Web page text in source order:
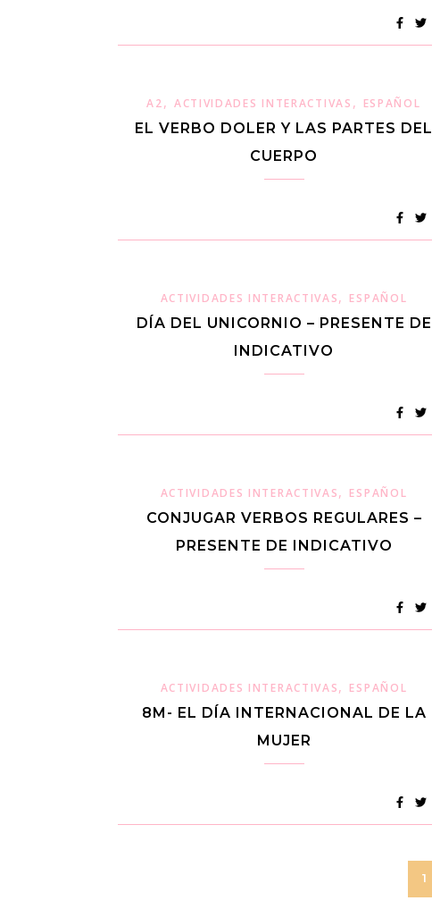
A2, ACTIVIDADES INTERACTIVAS , ESPAÑOL
EL VERBO DOLER Y LAS PARTES DEL
CUERPO
ACTIVIDADES INTERACTIVAS, ESPAÑOL
DÍA DEL UNICORNIO – PRESENTE DE
INDICATIVO
ACTIVIDADES INTERACTIVAS, ESPAÑOL
CONJUGAR VERBOS REGULARES –
PRESENTE DE INDICATIVO
ACTIVIDADES INTERACTIVAS, ESPAÑOL
8M- EL DÍA INTERNACIONAL DE LA
MUJER
1